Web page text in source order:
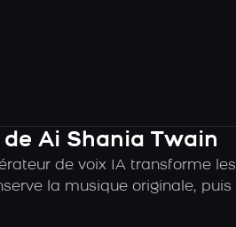
Ai Shania Twain
de voix IA transforme
la musique originale,